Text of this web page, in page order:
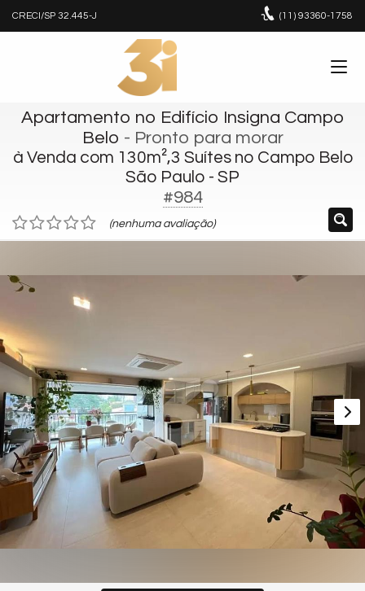
CRECI/SP 32.445-J (11) 93360-1758
Apartamento no Edifício Insigna Campo
Belo - Pronto para morar
à Venda com 130m²,3 Suítes no Campo Belo
São Paulo - SP
#984
(nenhuma avaliação)